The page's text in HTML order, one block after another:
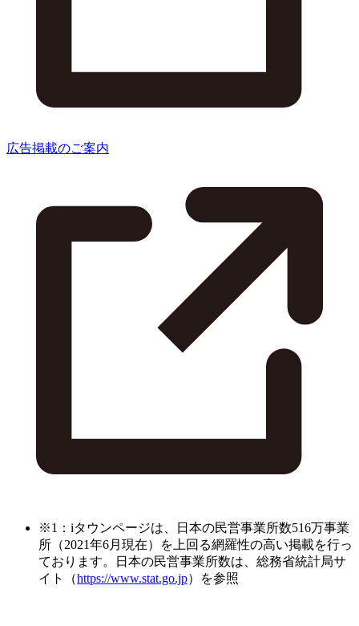
広告掲載のご案内
※1：iタウンページは、日本の民営事業所数516万事業
所（2021年6月現在）を上回る網羅性の高い掲載を行っ
ております。日本の民営事業所数は、総務省統計局サ
イト（https://www.stat.go.jp）を参照